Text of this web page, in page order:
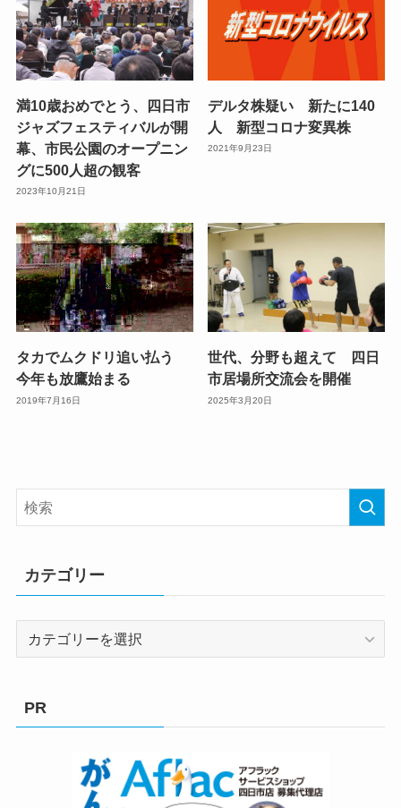
満10歳おめでとう、四日市
ジャズフェスティバルが開
幕、市民公園のオープニン
グに500人超の観客
2023年10月21日
デルタ株疑い 新たに140
人 新型コロナ変異株
2021年9月23日
タカでムクドリ追い払う
今年も放鷹始まる
2019年7月16日
世代、分野も超えて 四日
市居場所交流会を開催
2025年3月20日
カテゴリー
PR